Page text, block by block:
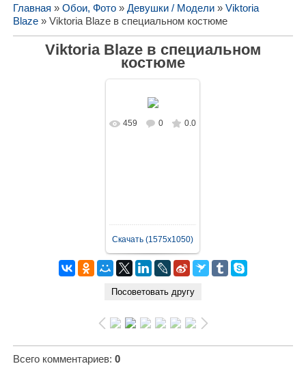
Главная » Обои, Фото» Девушки / Модели» Viktoria
Blaze» Viktoria Blaze в специальном костюме
Viktoria Blaze в специальном
костюме
В реальном
459 0 0.0
Скачать (1575x1050)
Всего комментариев: 0